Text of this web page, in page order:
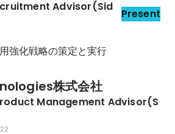
Advisor(Sid
Present
強化戦略の策定と実行
株式会社
Management Advisor(S